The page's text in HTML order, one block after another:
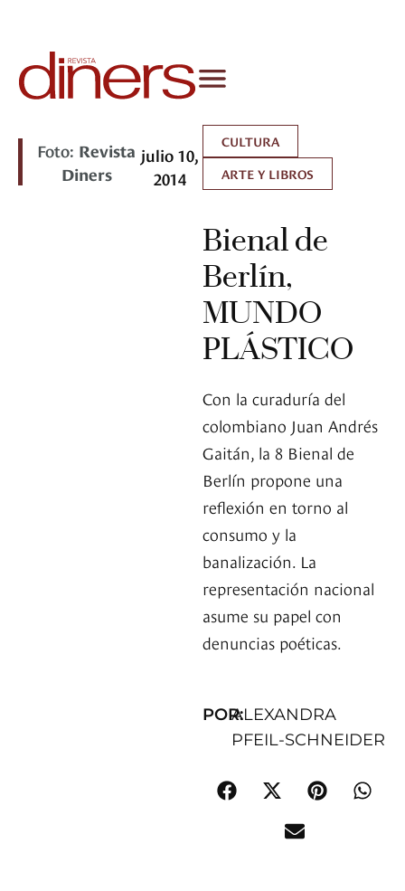
Foto: Revista
Diners
julio 10,
2014
CULTURA
ARTE Y LIBROS
Bienal de
Berlín,
MUNDO
PLÁSTICO
Con la curaduría del
colombiano Juan Andrés
Gaitán, la 8 Bienal de
Berlín propone una
reflexión en torno al
consumo y la
banalización. La
representación nacional
asume su papel con
denuncias poéticas.
POR:ALEXANDRA
PFEIL-SCHNEIDER